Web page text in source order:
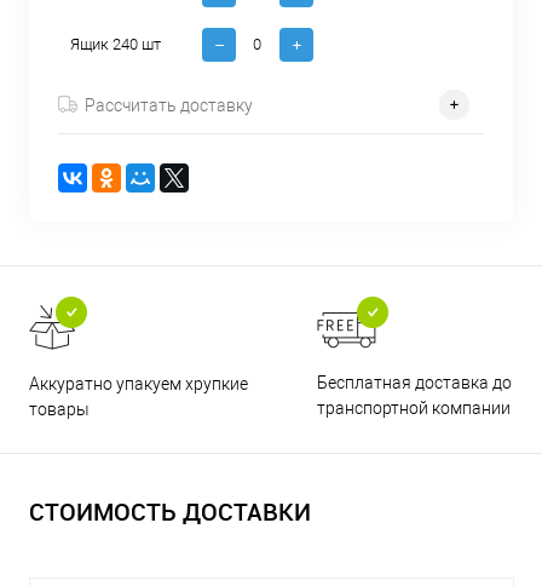
Ящик 240 шт
Рассчитать доставку
Аккуратно упакуем хрупкие
товары
Бесплатная доставка до
транспортной компании
СТОИМОСТЬ ДОСТАВКИ